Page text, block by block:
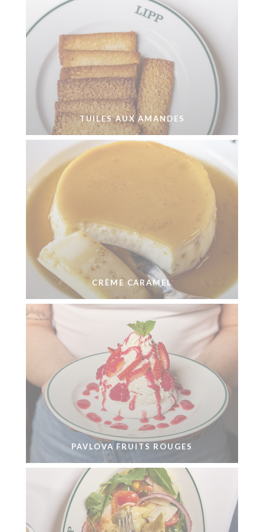
TUILES AUX AMANDES
CRÈME CARAMEL
PAVLOVA FRUITS ROUGES